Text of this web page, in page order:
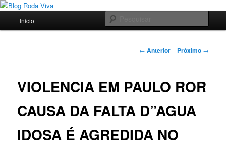
Pular Jornalismo sério comprometido com a verdade
principal
Início
Navegação
← Anterior Próximo →
VIOLENCIA EM PAULO ROR
CAUSA DA FALTA D”AGUA
IDOSA É AGREDIDA NO